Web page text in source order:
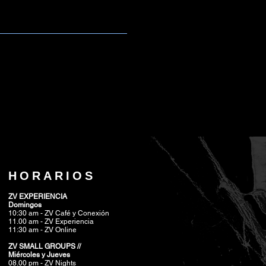
HORARIOS
ZV EXPERIENCIA
Domingos
10:30 am - ZV Café y Conexión
11.00 am - ZV Experiencia
11:30 am - ZV Online
ZV SMALL GROUPS //
Miércoles y Jueves
08.00 pm - ZV Nights